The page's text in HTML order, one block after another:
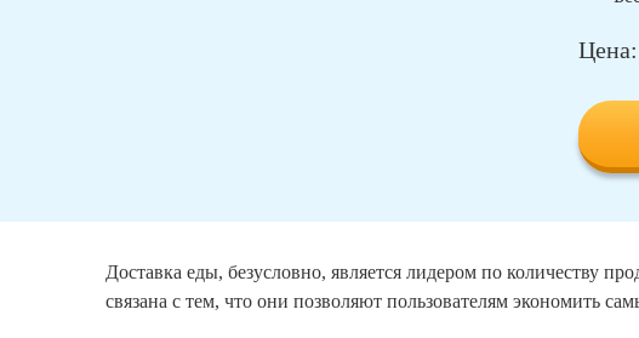
Доставка еды, безусловно, является лидером по количеству
связана с тем, что они позволяют пользователям экономить